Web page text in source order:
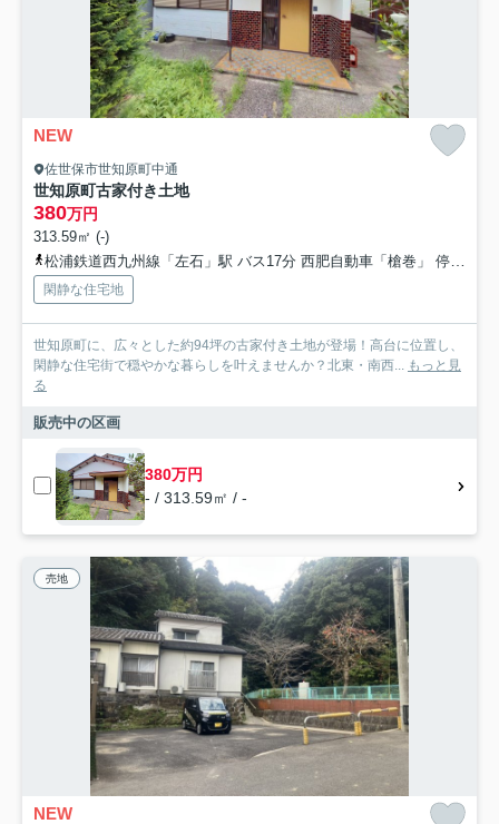
NEW
佐世保市世知原町中通
世知原町古家付き土地
380万円
313.59㎡ (-)
松浦鉄道西九州線「左石」駅 バス17分 西肥自動車「槍巻」 停歩8分
閑静な住宅地
世知原町に、広々とした約94坪の古家付き土地が登場！高台に位置し、
閑静な住宅街で穏やかな暮らしを叶えませんか？北東・南西... もっと見
る
販売中の区画
380万円
- / 313.59㎡ / -
売地
NEW